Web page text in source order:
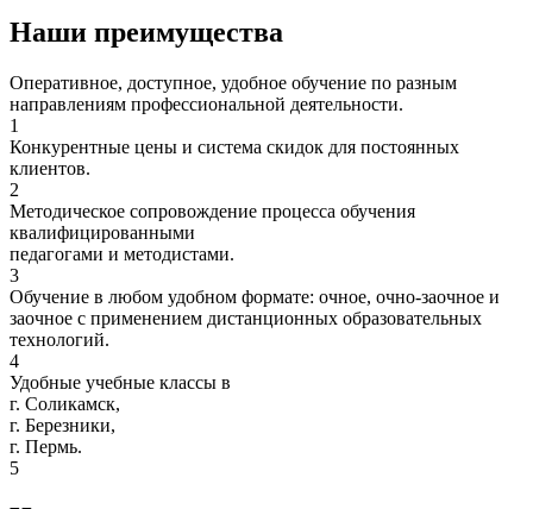
Наши преимущества
Оперативное, доступное, удобное обучение по разным
направлениям профессиональной деятельности.
1
Конкурентные цены и система скидок для постоянных
клиентов.
2
Методическое сопровождение процесса обучения
квалифицированными
педагогами и методистами.
3
Обучение в любом удобном формате: очное, очно-заочное и
заочное с применением дистанционных образовательных
технологий.
4
Удобные учебные классы в
г. Соликамск,
г. Березники,
г. Пермь.
5